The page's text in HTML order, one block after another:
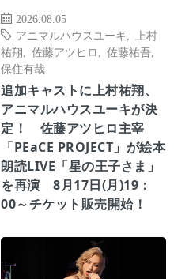
2026.08.05
アニマルハウスユーキ
上村
祐翔
佐藤アツヒロ 佐藤祐吾
保住有哉
追加キャストに上村祐翔、
アニマルハウスユーキが決
定！ 佐藤アツヒロ主宰
「PEaCE PROJECT」が絵本
朗読LIVE「星の王子さま」
を再演 8月17日(月)19：
00～チケット販売開始！